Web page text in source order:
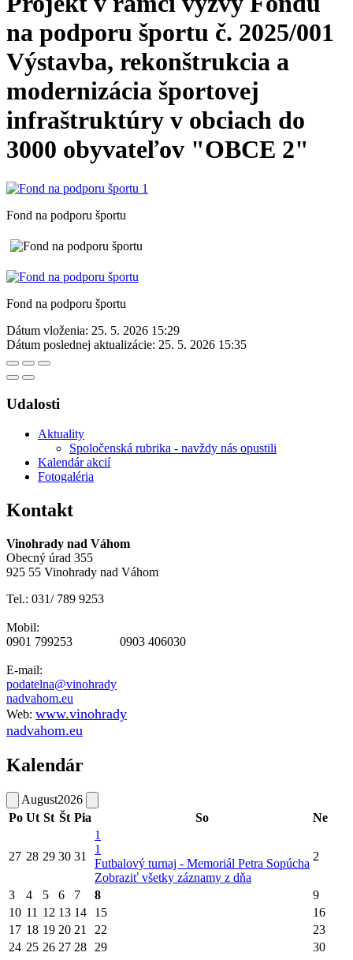
na podporu športu č. 2025/001
Výstavba, rekonštrukcia a
modernizácia športovej
infraštruktúry v obciach do
3000 obyvateľov "OBCE 2"
Fond na podporu športu
Fond na podporu športu
Dátum vloženia: 25. 5. 2026 15:29
Dátum poslednej aktualizácie: 25. 5. 2026 15:35
Udalosti
Aktuality
Spoločenská rubrika - navždy nás opustili
Kalendár akcií
Fotogaléria
Kontakt
Vinohrady nad Váhom
Obecný úrad 355
925 55 Vinohrady nad Váhom
Tel.: 031/ 789 9253
Mobil:
0901 799253 0903 406030
E-mail:
podatelna@vinohrady
nadvahom.eu
Web: www.vinohrady
nadvahom.eu
Kalendár
August2026
Po Ut St Št Pia So Ne
27 28 29 30 31
1
1
Futbalový turnaj - Memoriál Petra Sopúcha
Zobraziť všetky záznamy z dňa
2
3 4 5 6 7 8
9
10 11 12 13 14 15
16
17 18 19 20 21 22
23
24 25 26 27 28 29
30